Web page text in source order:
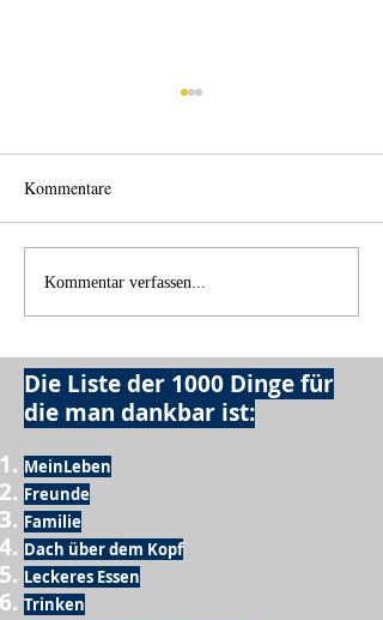
Einen Berg abtragen
Kommentare
Kommentar verfassen...
Die Liste der 1000 Dinge für
die man dankbar ist:
MeinLeben
Freunde
Familie
Dach über dem Kopf
Leckeres Essen
Trinken